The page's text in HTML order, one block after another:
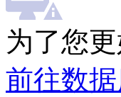
为了您
前往数